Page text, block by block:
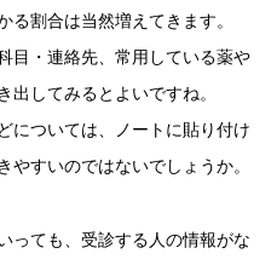
る割合は当然増えてきます。
目・連絡先、常用している薬や
出してみるとよいですね。
については、ノートに貼り付け
やすいのではないでしょうか。
っても、受診する人の情報がな